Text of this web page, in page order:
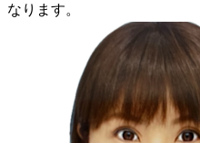
なります。